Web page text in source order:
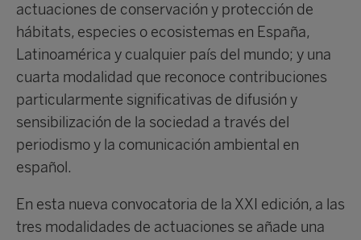
actuaciones de conservación y protección de
hábitats, especies o ecosistemas en España,
Latinoamérica y cualquier país del mundo; y una
cuarta modalidad que reconoce contribuciones
particularmente significativas de difusión y
sensibilización de la sociedad a través del
periodismo y la comunicación ambiental en
español.
En esta nueva convocatoria de la XXI edición, a las
tres modalidades de actuaciones se añade una